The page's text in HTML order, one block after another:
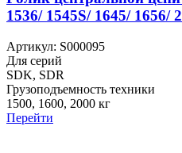
1536/ 1545S/ 1645/ 1656/
Артикул: S000095
Для серий
SDK, SDR
Грузоподъемность техники
1500, 1600, 2000 кг
Перейти